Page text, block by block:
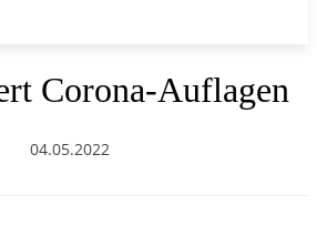
Corona-Auflagen
04.05.2022